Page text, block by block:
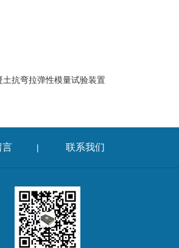
土抗弯拉弹性模量试验装置
言 | 联系我们